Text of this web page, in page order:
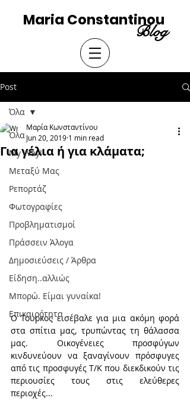
Maria Constantinou
Blog
Post
Όλα
My Way!
Μεταξύ Μας
Ρεπορτάζ
Φωτογραφίες
Προβληματισμοί
Πράσσειν Άλογα
Δημοσιεύσεις / Άρθρα
Είδηση..αλλιώς
Μπορώ. Είμαι γυναίκα!
Επικαιρότητα
Όλα
Για γέλια ή για κλάματα;
Μαρία Κωνσταντίνου
Jun 20, 2019 1 min read
Ο Τούρκος εισέβαλε για μια ακόμη φορά
στα σπίτια μας, τρυπώντας τη θάλασσα
μας. Οικογένειες προσφύγων
κινδυνεύουν να ξαναγίνουν πρόσφυγες
από τις προσφυγές Τ/Κ που διεκδικούν τις
περιουσίες τους στις ελεύθερες
περιοχές...